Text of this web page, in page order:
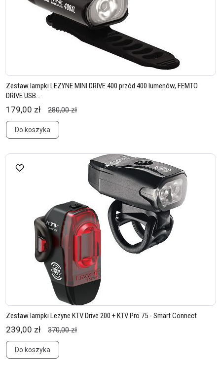
Zestaw lampki LEZYNE MINI DRIVE 400 przód 400 lumenów, FEMTO
DRIVE USB...
179,00 zł 280,00 zł
Do koszyka
Zestaw lampki Lezyne KTV Drive 200 + KTV Pro 75 - Smart Connect
239,00 zł 370,00 zł
Do koszyka